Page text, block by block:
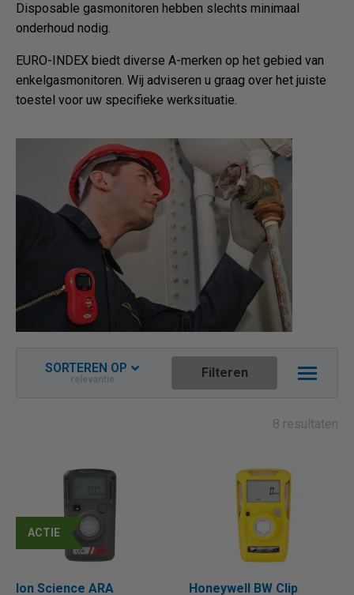
Disposable gasmonitoren hebben slechts minimaal
onderhoud nodig.
EURO-INDEX biedt diverse A-merken op het gebied van
enkelgasmonitoren. Wij adviseren u graag over het juiste
toestel voor uw specifieke werksituatie.
SORTEREN OP
relevantie
Nieuwste aflopend
Prijs aflopend
Filteren
8 resultaten
ACTIE
Ion Science ARA Honeywell BW Clip